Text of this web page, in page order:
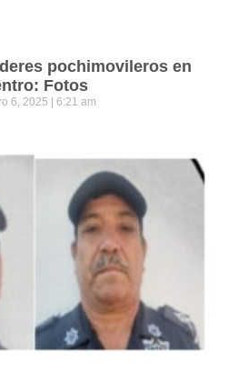
pochimovileros en
Fotos
6, 2025 6:21 am